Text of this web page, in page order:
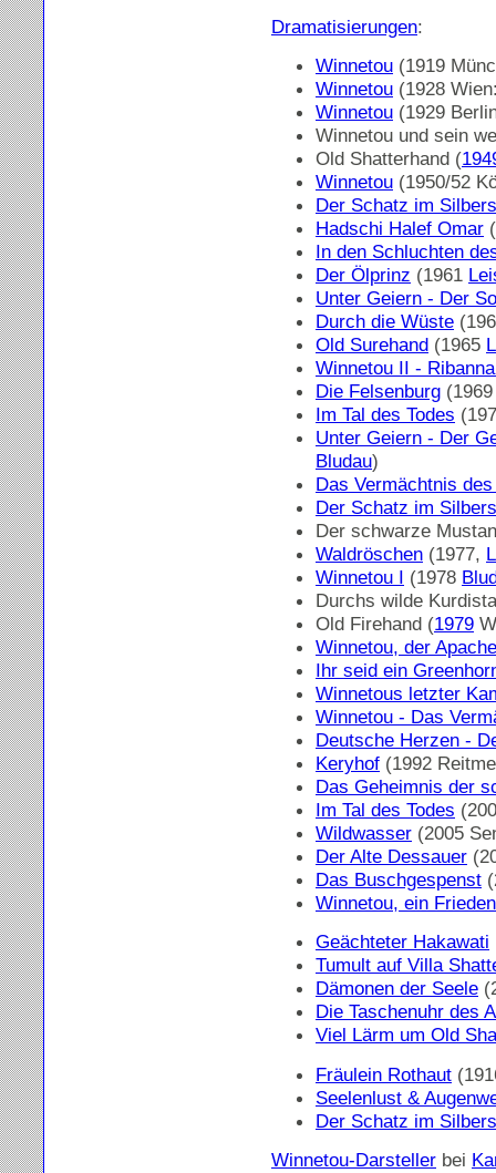
Dramatisierungen:
Winnetou (1919
Winnetou (1928
Winnetou (1929
Winnetou und sein
Old Shatterhand (
Winnetou (1950/52
Der Schatz im
Hadschi Halef Omar
In den Schluchten
Der Ölprinz (1961
Unter Geiern - Der
Durch die Wüste
Old Surehand (1965
Winnetou II -
Die Felsenburg
Im Tal des Todes
Unter Geiern - Der
Bludau)
Das Vermächtnis
Der Schatz im
Der schwarze
Waldröschen (1977,
Winnetou I (1978
Durchs wilde
Old Firehand (1979
Winnetou, der Apache
Ihr seid ein
Winnetous letzter
Winnetou - Das
Deutsche Herzen -
Keryhof (1992
Das Geheimnis der
Im Tal des Todes
Wildwasser (2005
Der Alte Dessauer
Das Buschgespenst
Winnetou, ein
Geächteter Hakawati
Tumult auf Villa
Dämonen der Seele
Die Taschenuhr des
Viel Lärm um Old
Fräulein Rothaut
Seelenlust &
Der Schatz im
Winnetou-Darsteller bei